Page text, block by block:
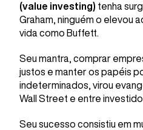
(value investing) tenha
Graham, ninguém o elevou
vida como Buffett.
Seu mantra, comprar
justos e manter os papéis
indeterminados, virou
Wall Street e entre
Seu sucesso consistiu em